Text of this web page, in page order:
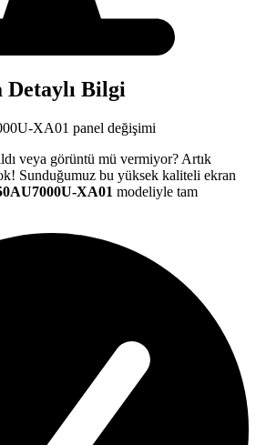
Detaylı Bilgi
XA01 panel değişimi
veya görüntü mü vermiyor? Artık
Sunduğumuz bu yüksek kaliteli ekran
XA01 modeliyle tam